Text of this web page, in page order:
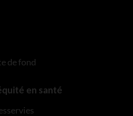
de fond
en santé